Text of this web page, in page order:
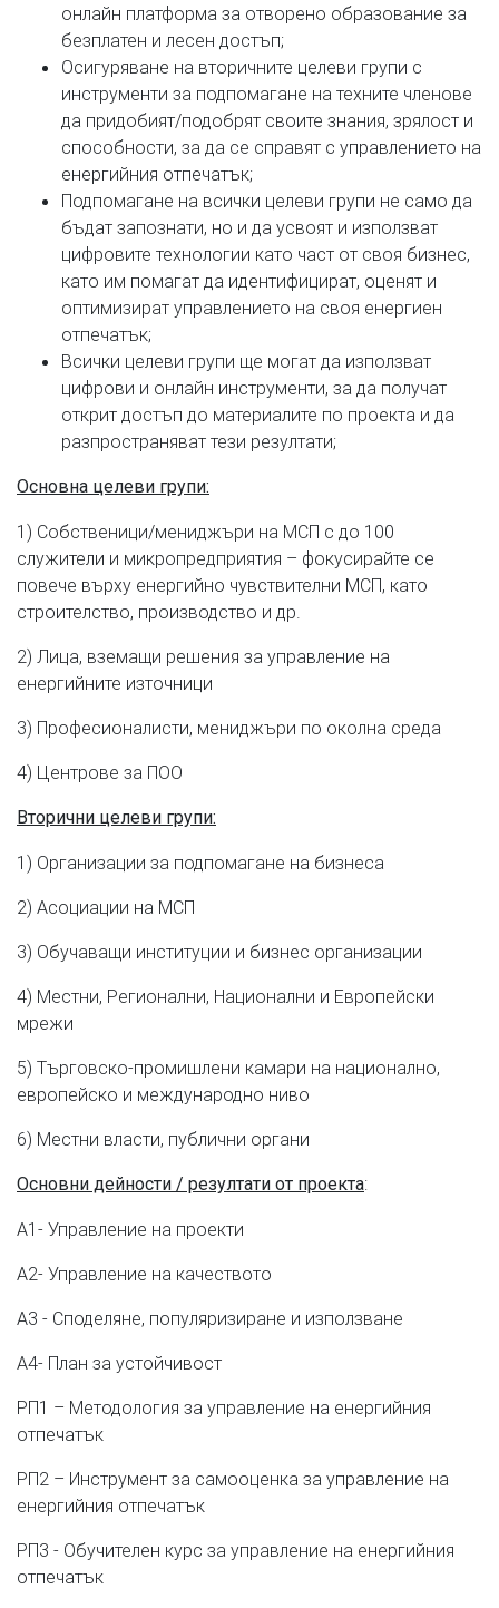
онлайн платформа за отворено образование за
безплатен и лесен достъп;
Осигуряване на вторичните целеви групи с
инструменти за подпомагане на техните членове
да придобият/подобрят своите знания, зрялост и
способности, за да се справят с управлението на
енергийния отпечатък;
Подпомагане на всички целеви групи не само да
бъдат запознати, но и да усвоят и използват
цифровите технологии като част от своя бизнес,
като им помагат да идентифицират, оценят и
оптимизират управлението на своя енергиен
отпечатък;
Всички целеви групи ще могат да използват
цифрови и онлайн инструменти, за да получат
открит достъп до материалите по проекта и да
разпространяват тези резултати;
Основна целеви групи:
1) Собственици/мениджъри на МСП с до 100
служители и микропредприятия – фокусирайте се
повече върху енергийно чувствителни МСП, като
строителство, производство и др.
2) Лица, вземащи решения за управление на
енергийните източници
3) Професионалисти, мениджъри по околна среда
4) Центрове за ПОО
Вторични целеви групи:
1) Организации за подпомагане на бизнеса
2) Асоциации на МСП
3) Обучаващи институции и бизнес организации
4) Местни, Регионални, Национални и Европейски
мрежи
5) Търговско-промишлени камари на национално,
европейско и международно ниво
6) Местни власти, публични органи
Основни дейности / резултати от проекта:
A1- Управление на проекти
A2- Управление на качеството
A3 - Споделяне, популяризиране и използване
А4- План за устойчивост
РП1 – Методология за управление на енергийния
отпечатък
РП2 – Инструмент за самооценка за управление на
енергийния отпечатък
РП3 - Обучителен курс за управление на енергийния
отпечатък